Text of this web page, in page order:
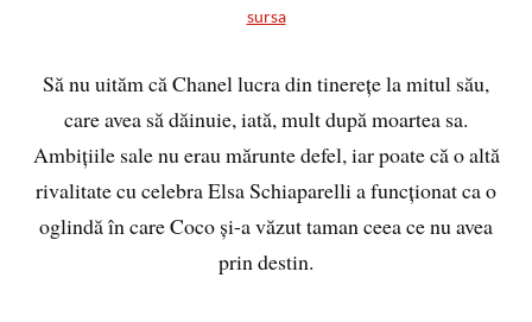
sursa
Să nu uităm că Chanel lucra din tinerețe la mitul său,
care avea să dăinuie, iată, mult după moartea sa.
Ambițiile sale nu erau mărunte defel, iar poate că o altă
rivalitate cu celebra Elsa Schiaparelli a funcționat ca o
oglindă în care Coco și-a văzut taman ceea ce nu avea
prin destin.